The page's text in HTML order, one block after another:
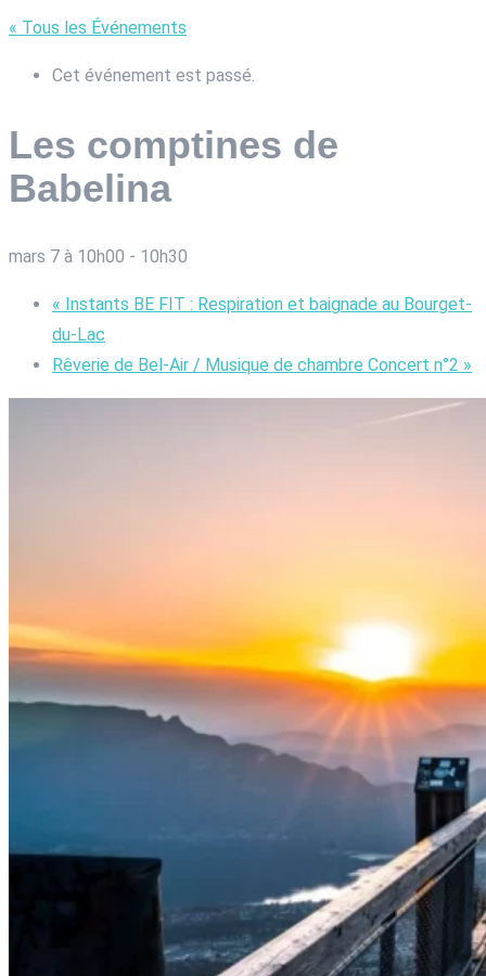
« Tous les Événements
Cet événement est passé.
Les comptines de
Babelina
mars 7 à 10h00 - 10h30
« Instants BE FIT : Respiration et baignade au Bourget-
du-Lac
Rêverie de Bel-Air / Musique de chambre Concert n°2 »